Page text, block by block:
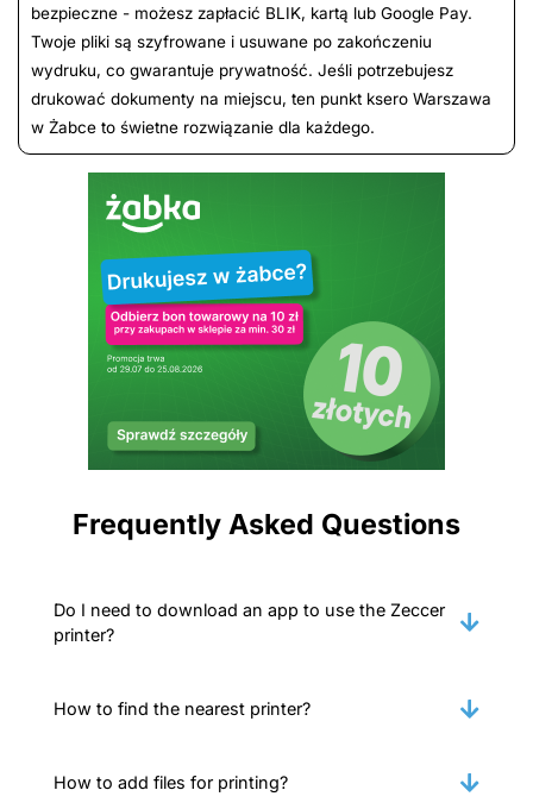
bezpieczne - możesz zapłacić BLIK, kartą lub Google Pay.
Twoje pliki są szyfrowane i usuwane po zakończeniu
wydruku, co gwarantuje prywatność. Jeśli potrzebujesz
drukować dokumenty na miejscu, ten punkt ksero Warszawa
w Żabce to świetne rozwiązanie dla każdego.
Frequently Asked Questions
Do I need to download an app to use the Zeccer
printer?
How to find the nearest printer?
How to add files for printing?